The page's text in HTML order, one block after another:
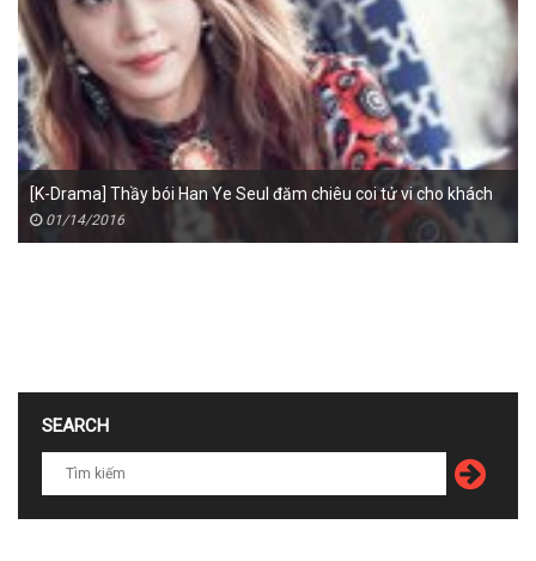
[K-Drama] Thầy bói Han Ye Seul đăm chiêu coi tử vi cho khách
01/14/2016
SEARCH